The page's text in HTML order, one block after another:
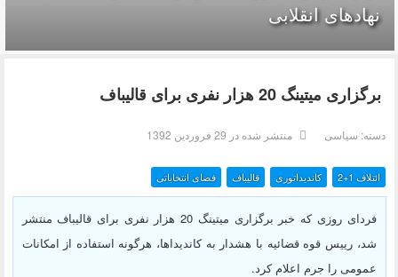
نهادهای انقلابی
برگزاری میتینگ 20 هزار نفری برای قالیباف
دسته: سیاسی منتشر شده در 29 فروردين 1392
ائتلاف 1+2 کاندیداتوری قالیباف فضای انتخاباتی
فردای روزی که خبر برگزاری میتینگ 20 هزار نفری برای قالیباف منتشر
شد، رییس قوه قضائیه با هشدار به کاندیداها، هرگونه استفاده از امکانات
عمومی را جرم اعلام کرد.